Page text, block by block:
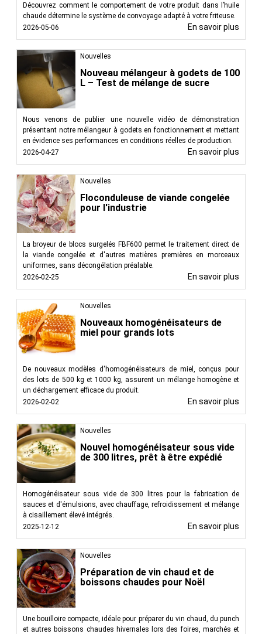
Découvrez comment le comportement de votre produit dans l’huile
chaude détermine le système de convoyage adapté à votre friteuse.
2026-05-06
En savoir plus
Nouvelles
Nouveau mélangeur à godets de 100
L – Test de mélange de sucre
Nous venons de publier une nouvelle vidéo de démonstration
présentant notre mélangeur à godets en fonctionnement et mettant
en évidence ses performances en conditions réelles de production.
2026-04-27
En savoir plus
Nouvelles
Floconduleuse de viande congelée
pour l'industrie
La broyeur de blocs surgelés FBF600 permet le traitement direct de
la viande congelée et d'autres matières premières en morceaux
uniformes, sans décongélation préalable.
2026-02-25
En savoir plus
Nouvelles
Nouveaux homogénéisateurs de
miel pour grands lots
De nouveaux modèles d'homogénéisateurs de miel, conçus pour
des lots de 500 kg et 1000 kg, assurent un mélange homogène et
un déchargement efficace du produit.
2026-02-02
En savoir plus
Nouvelles
Nouvel homogénéisateur sous vide
de 300 litres, prêt à être expédié
Homogénéisateur sous vide de 300 litres pour la fabrication de
sauces et d'émulsions, avec chauffage, refroidissement et mélange
à cisaillement élevé intégrés.
2025-12-12
En savoir plus
Nouvelles
Préparation de vin chaud et de
boissons chaudes pour Noël
Une bouilloire compacte, idéale pour préparer du vin chaud, du punch
et autres boissons chaudes hivernales lors des foires, marchés et